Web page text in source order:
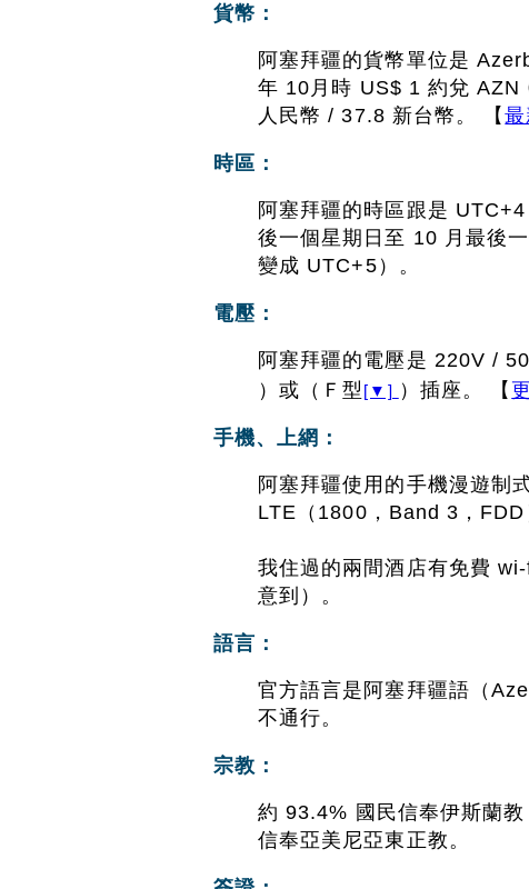
貨幣：
阿塞拜疆的貨幣單位是
年 10月時 US$ 1 約兌
人民幣 / 37.8 新台幣。 【
時區：
阿塞拜疆的時區跟是
後一個星期日至 10 月最後
變成 UTC+5）。
電壓：
阿塞拜疆的電壓是 220V /
）或（Ｆ型 [▼] ）插座。 【
手機、上網：
阿塞拜疆使用的手機漫遊制
LTE（1800，Band 3，FDD
我住過的兩間酒店有免費
意到）。
語言：
官方語言是阿塞拜疆語（
不通行。
宗教：
約 93.4% 國民信奉伊斯蘭
信奉亞美尼亞東正教。